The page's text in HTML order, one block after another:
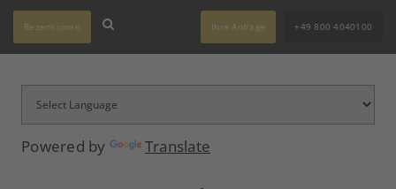
Powered by Translate
Rezensionen Ihre Anfrage +49 800 4040100